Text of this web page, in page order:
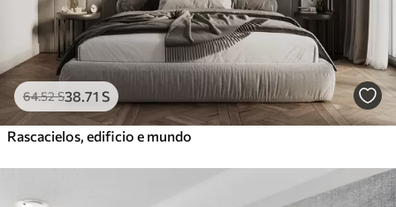
64.52S38 .71 S
Rascacielos, edificio e mundo